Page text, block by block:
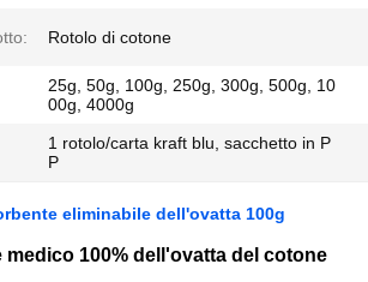
Rotolo di cotone
25g, 50g, 100g, 250g, 300g, 500g, 10
00g, 4000g
1 rotolo/carta kraft blu, sacchetto in P
P
eliminabile dell'ovatta 100g
100% dell'ovatta del cotone